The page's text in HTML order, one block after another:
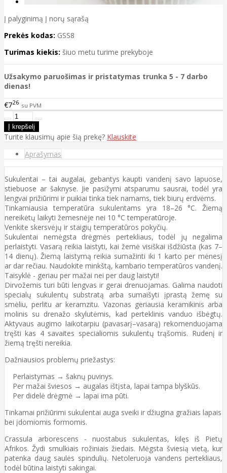
Į palyginimą Į norų sąrašą
Prekės kodas: GSS8
Turimas kiekis: šiuo metu turime prekyboje
Užsakymo paruošimas ir pristatymas trunka 5 - 7 darbo
dienas!
€726 su PVM
Turite klausimų apie šią prekę? Klauskite
Aprašymas
Sukulentai – tai augalai, gebantys kaupti vandenį savo lapuose,
stiebuose ar šaknyse. Jie pasižymi atsparumu sausrai, todėl yra
lengvai prižiūrimi ir puikiai tinka tiek namams, tiek biurų erdvėms.
Tinkamiausia temperatūra sukulentams yra 18–26 °C. Žiemą
nereikėtų laikyti žemesnėje nei 10 °C temperatūroje.
Venkite skersvėjų ir staigių temperatūros pokyčių.
Sukulentai nemėgsta drėgmės pertekliaus, todėl jų negalima
perlaistyti. Vasarą reikia laistyti, kai žemė visiškai išdžiūsta (kas 7–
14 dienų). Žiemą laistymą reikia sumažinti iki 1 karto per mėnesį
ar dar rečiau. Naudokite minkštą, kambario temperatūros vandenį.
Taisyklė - geriau per mažai nei per daug laistyti!
Dirvožemis turi būti lengvas ir gerai drenuojamas. Galima naudoti
specialų sukulentų substratą arba sumaišyti įprastą žemę su
smėliu, perlitu ar keramzitu. Vazonas geriausia keramikinis arba
molinis su drenažo skylutėmis, kad perteklinis vanduo išbėgtų.
Aktyvaus augimo laikotarpiu (pavasarį–vasarą) rekomenduojama
tręšti kas 4 savaites specialiomis sukulentų trąšomis. Rudenį ir
žiemą tręšti nereikia.
Dažniausios problemų priežastys:
Perlaistymas → šaknų puvinys.
Per mažai šviesos → augalas ištįsta, lapai tampa blyškūs.
Per didelė drėgmė → lapai ima pūti.
Tinkamai prižiūrimi sukulentai auga sveiki ir džiugina gražiais lapais
bei įdomiomis formomis.
Crassula arborescens - nuostabus sukulentas, kilęs iš Pietų
Afrikos. Žydi smulkiais rožiniais žiedais. Mėgsta šviesią vietą, kur
patenka daug saulės spindulių. Netoleruoja vandens pertekliaus,
todėl būtina laistyti sakingai.